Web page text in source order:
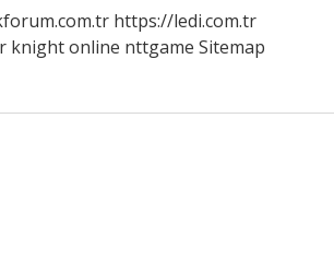
https://ledi.com.tr
knight online nttgame Sitemap